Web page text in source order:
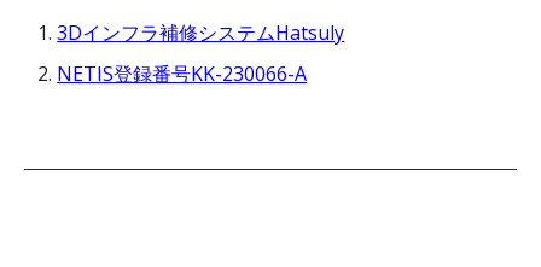
3Dインフラ補修システムHatsuly
NETIS登録番号KK-230066-A